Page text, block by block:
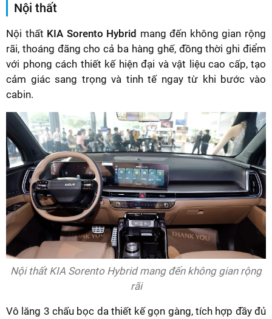
Nội thất
Nội thất KIA Sorento Hybrid mang đến không gian rộng
rãi, thoáng đãng cho cả ba hàng ghế, đồng thời ghi điểm
với phong cách thiết kế hiện đại và vật liệu cao cấp, tạo
cảm giác sang trọng và tinh tế ngay từ khi bước vào
cabin.
Nội thất KIA Sorento Hybrid mang đến không gian rộng
rãi
Vô lăng 3 chấu bọc da thiết kế gọn gàng, tích hợp đầy đủ